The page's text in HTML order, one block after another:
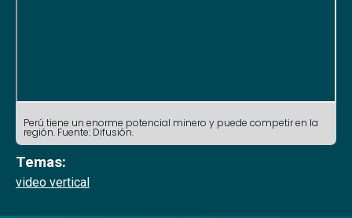
Perú tiene un enorme potencial minero y puede competir en la
región. Fuente: Difusión.
Temas:
video vertical